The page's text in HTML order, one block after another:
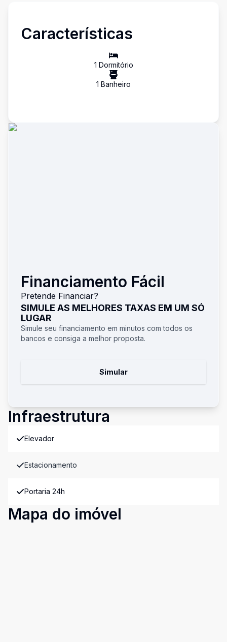
Características
1 Dormitório
1 Banheiro
Financiamento Fácil
Pretende Financiar?
SIMULE AS MELHORES TAXAS EM UM SÓ
LUGAR
Simule seu financiamento em minutos com todos os
bancos e consiga a melhor proposta.
Simular
Infraestrutura
Elevador
Estacionamento
Portaria 24h
Mapa do imóvel